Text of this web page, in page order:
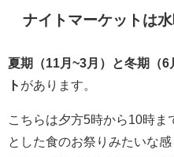
ナイトマーケットは
夏期（11月~3月）と冬期（
ト があります。
こちらは夕方5時から10時ま
とした食のお祭りみたいな